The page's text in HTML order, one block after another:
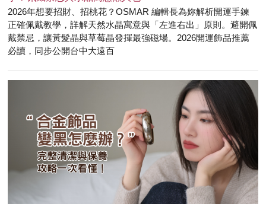
2026年想要招財、招桃花？OSMAR 編輯長為妳解析開運手鍊
正確佩戴教學，詳解天然水晶寓意與「左進右出」原則。避開佩
戴禁忌，讓黃髮晶與草莓晶發揮最強磁場。2026開運飾品推薦
必讀，同步公開台中大遠百